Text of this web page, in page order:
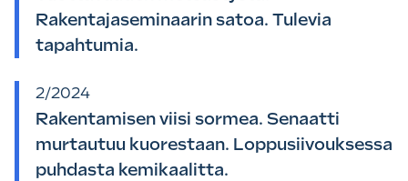
Rakentajaseminaarin satoa. Tulevia
tapahtumia.
2/2024
Rakentamisen viisi sormea. Senaatti
murtautuu kuorestaan. Loppusiivouksessa
puhdasta kemikaalitta.